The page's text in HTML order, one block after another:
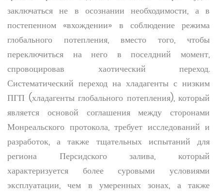
заключаться не в осознании необходимости, а в
постепенном «вхождении» в соблюдение режима
глобального потепления, вместо того, чтобы
переключиться на него в поселдний момент,
спровоцировав хаотический переход.
Систематический переход на хладагенты с низким
ПГП (хладагенты глобального потепления), который
является основой соглашения между сторонами
Монреальского протокола, требует исследований и
разработок, а также тщательных испытаний для
региона Персидского залива, который
характеризуется более суровыми условиями
эксплуатации, чем в умеренных зонах, а также